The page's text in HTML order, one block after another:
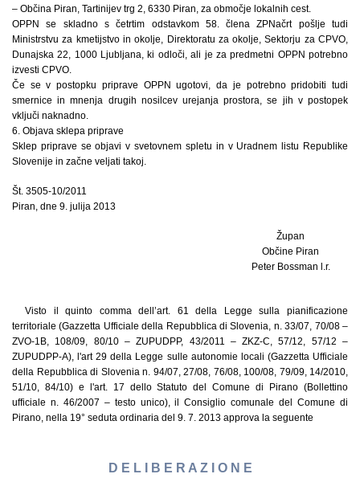
– Občina Piran, Tartinijev trg 2, 6330 Piran, za območje lokalnih cest.
OPPN se skladno s četrtim odstavkom 58. člena ZPNačrt pošlje tudi
Ministrstvu za kmetijstvo in okolje, Direktoratu za okolje, Sektorju za CPVO,
Dunajska 22, 1000 Ljubljana, ki odloči, ali je za predmetni OPPN potrebno
izvesti CPVO.
Če se v postopku priprave OPPN ugotovi, da je potrebno pridobiti tudi
smernice in mnenja drugih nosilcev urejanja prostora, se jih v postopek
vključi naknadno.
6. Objava sklepa priprave
Sklep priprave se objavi v svetovnem spletu in v Uradnem listu Republike
Slovenije in začne veljati takoj.
Št. 3505-10/2011
Piran, dne 9. julija 2013
Župan
Občine Piran
Peter Bossman l.r.
Visto il quinto comma dell’art. 61 della Legge sulla pianificazione
territoriale (Gazzetta Ufficiale della Repubblica di Slovenia, n. 33/07, 70/08 –
ZVO-1B, 108/09, 80/10 – ZUPUDPP, 43/2011 – ZKZ-C, 57/12, 57/12 –
ZUPUDPP-A), l'art 29 della Legge sulle autonomie locali (Gazzetta Ufficiale
della Repubblica di Slovenia n. 94/07, 27/08, 76/08, 100/08, 79/09, 14/2010,
51/10, 84/10) e l'art. 17 dello Statuto del Comune di Pirano (Bollettino
ufficiale n. 46/2007 – testo unico), il Consiglio comunale del Comune di
Pirano, nella 19° seduta ordinaria del 9. 7. 2013 approva la seguente
D E L I B E R A Z I O N E